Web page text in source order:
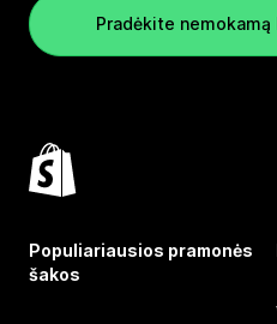
Pradėkite
Populiariausios pramonės
šakos